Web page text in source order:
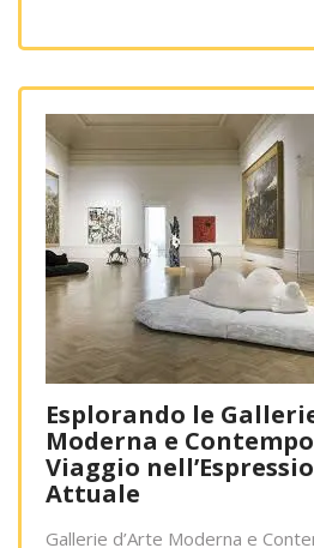
Esplorando le
Moderna e
Viaggio
Attuale
Gallerie d’Arte Moderna e